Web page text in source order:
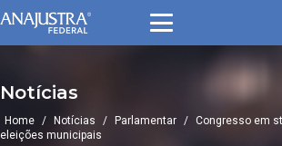
Notícias
Home / Notícias / Parlamentar / Congresso em
eleições municipais